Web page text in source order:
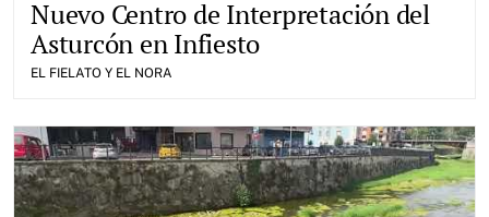
Nuevo Centro de Interpretación del
Asturcón en Infiesto
EL FIELATO Y EL NORA